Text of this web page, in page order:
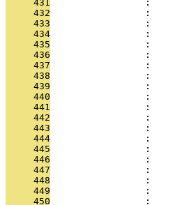
     431
:
     432
:
     433
:
     434
:
     435
:
     436
:
     437
:
     438
:
     439
:
     440
:
     441
:
     442
:
     443
:
     444
:
     445
:
     446
:
     447
:
     448
:
     449
:
     450
: